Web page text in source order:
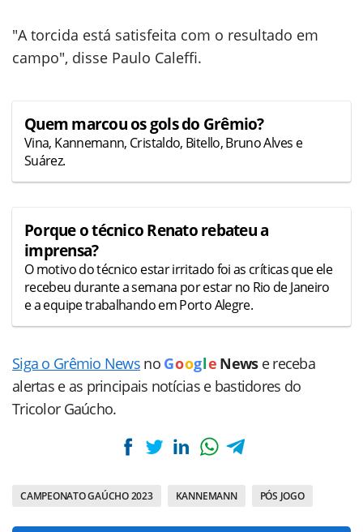
"A torcida está satisfeita com o resultado em
campo", disse Paulo Caleffi.
Quem marcou os gols do Grêmio?
Vina, Kannemann, Cristaldo, Bitello, Bruno Alves e
Suárez.
Porque o técnico Renato rebateu a
imprensa?
O motivo do técnico estar irritado foi as críticas que ele
recebeu durante a semana por estar no Rio de Janeiro
e a equipe trabalhando em Porto Alegre.
Siga o Grêmio News no Goog le News e receba
alertas e as principais notícias e bastidores do
Tricolor Gaúcho.
CAMPEONATO GAÚCHO 2023 KANNEMANN PÓS JOGO